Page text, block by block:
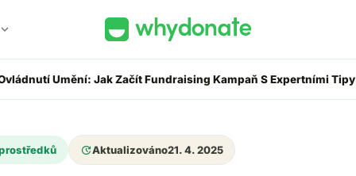
expand_more
Umění: Jak Začít Fundraising Kampaň S Expertními
updateAktualizováno21. 4. 2025